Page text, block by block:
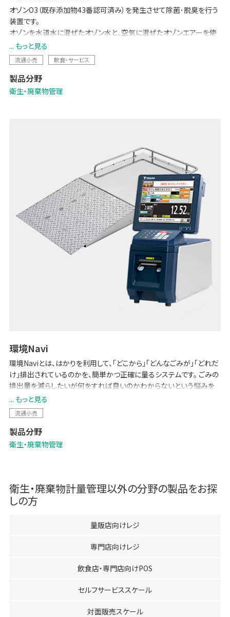
オゾンO3（既存添加物43番認可済み）を発生させて除菌･脱臭を行う
装置です。
オゾンを水道水に混ぜたオゾン水と、空気に混ぜたオゾンエアーを使
い分けることで、カビ・ぬめり除去、野菜の鮮度保持や害虫忌避など幅
広い用途に使用できます。
オゾンは空気中の酸素を原料に電気で作るのでとても経済的。
有害物質を一切残さない、環境にやさしい物質です。
手軽に衛生強化が図れ、お客様や働くスタッフの安心に寄与します。
... もっと見る
流通小売 飲食・サービス
製品分野
衛生・廃棄物管理
環境Navi
環境Naviとは、はかりを利用して、「どこから」「どんなごみが」「どれだ
け」排出されているのかを、簡単かつ正確に量るシステムです。 ごみの
排出量を減らしたいが何をすれば良いのかわからないという悩みを
解決するための仕組みを実現します。 問題解決のためには現状把握
が不可欠です。環境Naviは、現状を簡単・正確に把握し、対策を立てる
ためのツールとして役立ちます。
... もっと見る
流通小売
製品分野
衛生・廃棄物管理
衛生・廃棄物計量管理以外の分野の製品をお探
しの方
量販店向けレジ
専門店向けレジ
飲食店・専門店向けPOS
セルフサービススケール
対面販売スケール